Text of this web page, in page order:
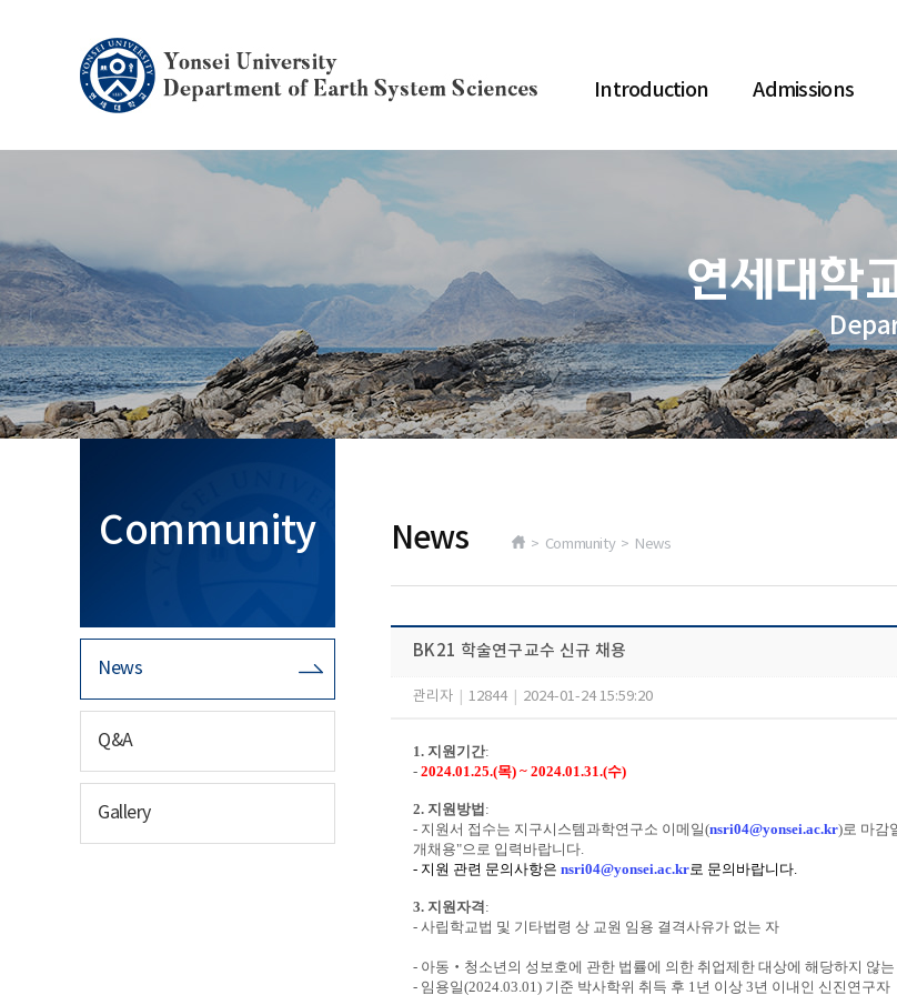
Introduction Admissions
Community
News
Q&A
Gallery
News > Community > News
BK21 학술연구교수 신규 채용
관리자 12844 2024-01-24 15:59:20
1. 지원기간:
- 2024.01.25.(목) ~ 2024.01.31.(수)
2. 지원방법 :
- 지원서 접수는 지구시스템과학연구소 이메일(nsri04@yonsei.ac.kr)로 마감
개채용"으로 입력바랍니다.
- 지원 관련 문의사항은 nsri04@yonsei.ac.kr로 문의바랍니다.
3. 지원자격 :
- 사립학교법 및 기타법령 상 교원 임용 결격사유가 없는 자
- 아동‧청소년의 성보호에 관한 법률에 의한 취업제한 대상에 해당하지 않는
- 임용일(2024.03.01) 기준 박사학위 취득 후 1년 이상 3년 이내인 신진연구자